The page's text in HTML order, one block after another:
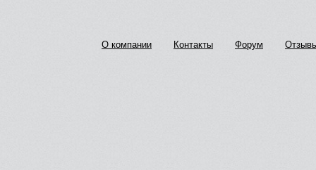
О компании Контакты Форум